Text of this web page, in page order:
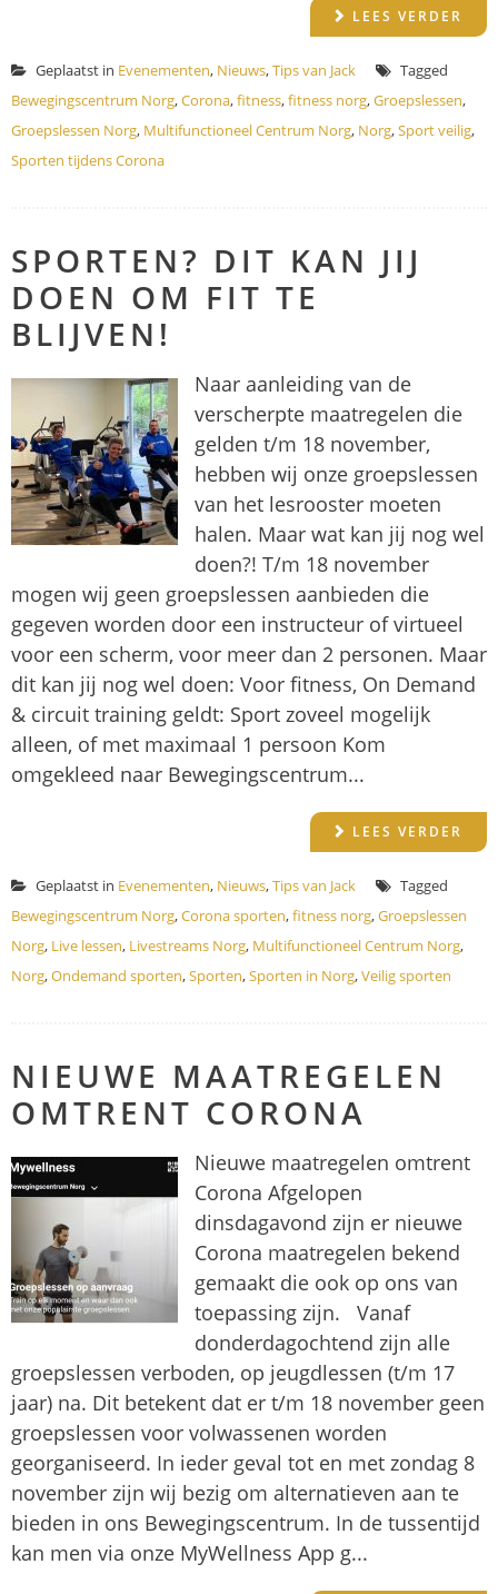
LEES VERDER
Geplaatst in Evenementen, Nieuws,Tips van Jack
Tagged
Bewegingscentrum Norg,Corona,fitness,fitness norg,Groepslessen,
Groepslessen Norg, Multifunctioneel Centrum Norg, Norg,Sport veilig,
Sporten tijdens Corona
SPORTEN? DIT KAN JIJ
DOEN OM FIT TE
BLIJVEN!
Naar aanleiding van de
verscherpte maatregelen die
gelden t/m 18 november,
hebben wij onze groepslessen
van het lesrooster moeten
halen. Maar wat kan jij nog wel
doen?! T/m 18 november
mogen wij geen groepslessen aanbieden die
gegeven worden door een instructeur of virtueel
voor een scherm, voor meer dan 2 personen. Maar
dit kan jij nog wel doen: Voor fitness, On Demand
& circuit training geldt: Sport zoveel mogelijk
alleen, of met maximaal 1 persoon Kom
omgekleed naar Bewegingscentrum...
LEES VERDER
Geplaatst in Evenementen, Nieuws,Tips van Jack
Tagged
Bewegingscentrum Norg,Corona sporten,fitness norg,Groepslessen
Norg, Live lessen, Livestreams Norg, Multifunctioneel Centrum Norg,
Norg,Ondemand sporten,Sporten,Sporten in Norg,Veilig sporten
NIEUWE MAATREGELEN
OMTRENT CORONA
Nieuwe maatregelen omtrent
Corona Afgelopen
dinsdagavond zijn er nieuwe
Corona maatregelen bekend
gemaakt die ook op ons van
toepassing zijn. Vanaf
donderdagochtend zijn alle
groepslessen verboden, op jeugdlessen (t/m 17
jaar) na. Dit betekent dat er t/m 18 november geen
groepslessen voor volwassenen worden
georganiseerd. In ieder geval tot en met zondag 8
november zijn wij bezig om alternatieven aan te
bieden in ons Bewegingscentrum. In de tussentijd
kan men via onze MyWellness App g...